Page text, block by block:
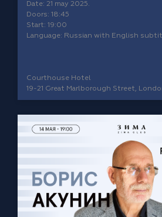
Date: 21 may 2025.
Doors: 18:45
Start: 19:00
Language: Russian with English
Courthouse Hotel
19-21 Great Marlborough Street,